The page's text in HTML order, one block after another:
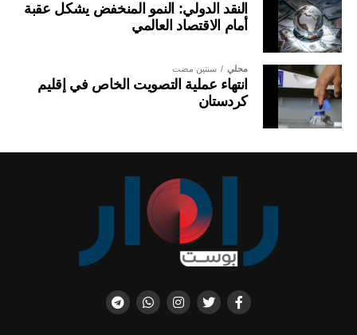
النقد الدولي: النمو المنخفض يشكل عقبة
أمام الاقتصاد العالمي
محلي سنتين مضت
انتهاء عملية التصويت الخاص في إقليم
كردستان